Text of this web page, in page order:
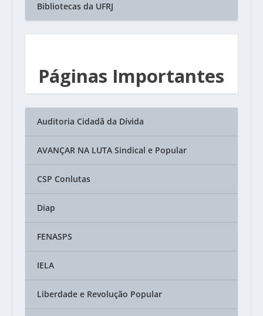
Bibliotecas da UFRJ
Páginas Importantes
Auditoria Cidadã da Dívida
AVANÇAR NA LUTA Sindical e Popular
CSP Conlutas
Diap
FENASPS
IELA
Liberdade e Revolução Popular